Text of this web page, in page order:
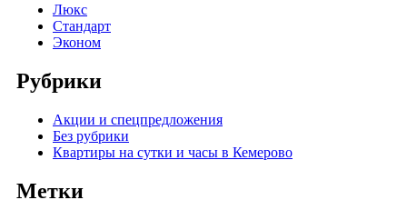
Люкс
Стандарт
Эконом
Рубрики
Акции и спецпредложения
Без рубрики
Квартиры на сутки и часы в Кемерово
Метки